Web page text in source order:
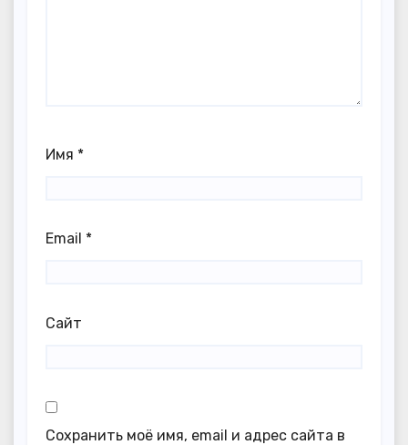
Имя *
Email *
Сайт
Сохранить моё имя, email и адрес сайта в